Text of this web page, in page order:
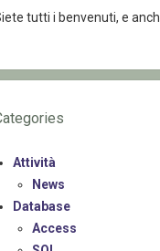
tutti i benvenuti, e
Attività
News
Database
Access